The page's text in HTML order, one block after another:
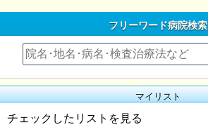
フリーワード病院検索
マイリスト
チェックしたリストを見る